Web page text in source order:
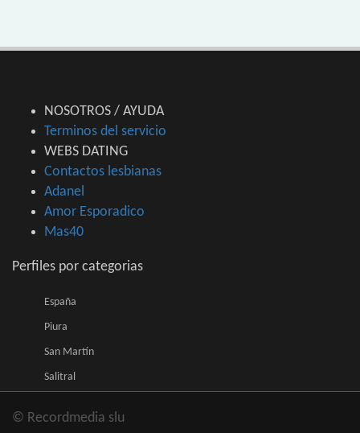
NOSOTROS / AYUDA
Terminos del servicio
WEBS DATING
Contactos lesbianas
Adanel
Amor Esporadico
Mas40
Perfiles por categorias
España
Piura
San Martín
Salitral
© Recordmedia slu